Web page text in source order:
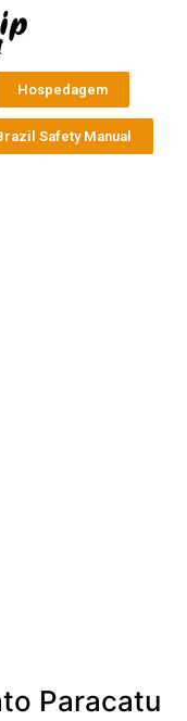
Hospedagem
Safety Manual
Paracatu